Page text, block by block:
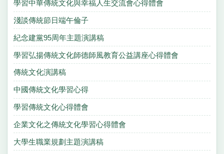
學習中華傳統文化與幸福人生交流會心得體會
淺談傳統節日端午倫子
紀念建黨95周年主題演講稿
學習弘揚傳統文化師德師風教育公益講座心得體會
傳統文化演講稿
中國傳統文化學習心得
學習傳統文化心得體會
企業文化之傳統文化學習心得體會
大學生職業規劃主題演講稿